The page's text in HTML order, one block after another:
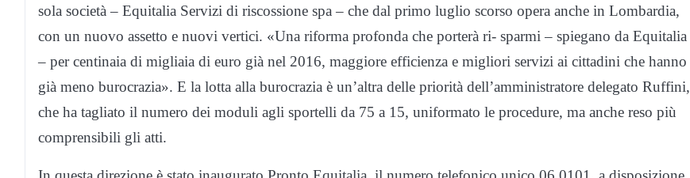
sola società – Equitalia Servizi di riscossione spa – che dal primo luglio scorso opera anche in Lombardia,
con un nuovo assetto e nuovi vertici. «Una riforma profonda che porterà ri- sparmi – spiegano da Equitalia
– per centinaia di migliaia di euro già nel 2016, maggiore efficienza e migliori servizi ai cittadini che hanno
già meno burocrazia». E la lotta alla burocrazia è un’altra delle priorità dell’amministratore delegato Ruffini,
che ha tagliato il numero dei moduli agli sportelli da 75 a 15, uniformato le procedure, ma anche reso più
comprensibili gli atti.